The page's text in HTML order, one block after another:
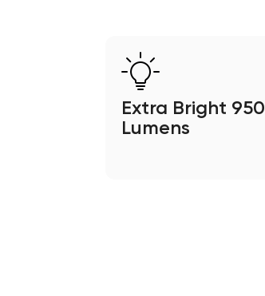
Extra Bright 950
Lumens